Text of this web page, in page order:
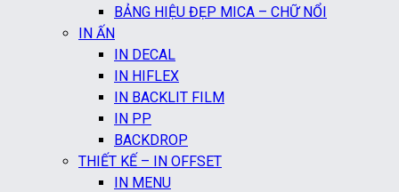
BẢNG HIỆU ĐẸP MICA – CHỮ NỔI
IN ẤN
IN DECAL
IN HIFLEX
IN BACKLIT FILM
IN PP
BACKDROP
THIẾT KẾ – IN OFFSET
IN MENU